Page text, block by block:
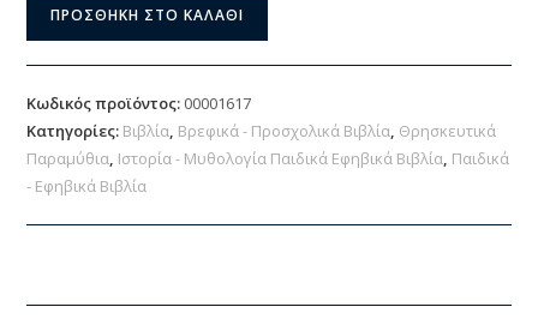
ΠΡΟΣΘΉΚΗ ΣΤΟ ΚΑΛΆΘΙ
Κωδικός προϊόντος: 00001617
Κατηγορίες: Βιβλία, Βρεφικά - Προσχολικά Βιβλία, Θρησκευτικά
Παραμύθια, Ιστορία - Μυθολογία Παιδικά Εφηβικά Βιβλία, Παιδικά
- Εφηβικά Βιβλία